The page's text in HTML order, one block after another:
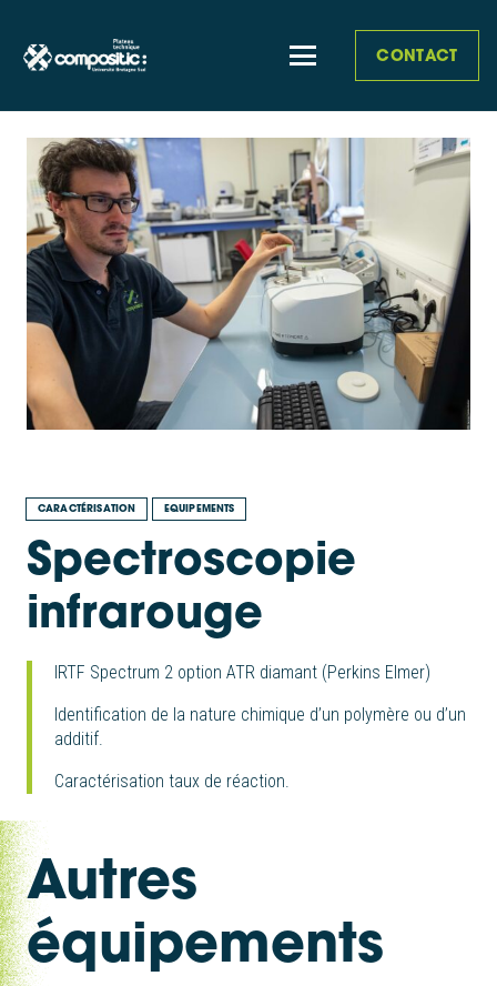
CONTACT
CARACTÉRISATION EQUIPEMENTS
Spectroscopie
infrarouge
IRTF Spectrum 2 option ATR diamant (Perkins Elmer)
Identification de la nature chimique d’un polymère ou d’un
additif.
Caractérisation taux de réaction.
Autres
équipements
|
Moyens de caractérisation mécanique
|